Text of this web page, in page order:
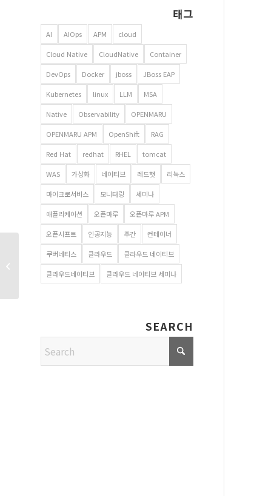
태그
AI AIOps APM cloud
Cloud Native CloudNative Container
DevOps Docker jboss JBoss EAP
Kubernetes linux LLM MSA
Native Observability OPENMARU
OPENMARU APM OpenShift RAG
Red Hat redhat RHEL tomcat
WAS 가상화 네이티브 레드햇 리눅스
마이크로서비스 모니터링 세미나
애플리케이션 오픈마루 오픈마루 APM
오픈시프트 인공지능 주간 컨테이너
쿠버네티스 클라우드 클라우드 네이티브
클라우드네이티브 클라우드 네이티브 세미나
SEARCH
쿠버네티스 :
마이크로서비스 아키텍처
구현 데모